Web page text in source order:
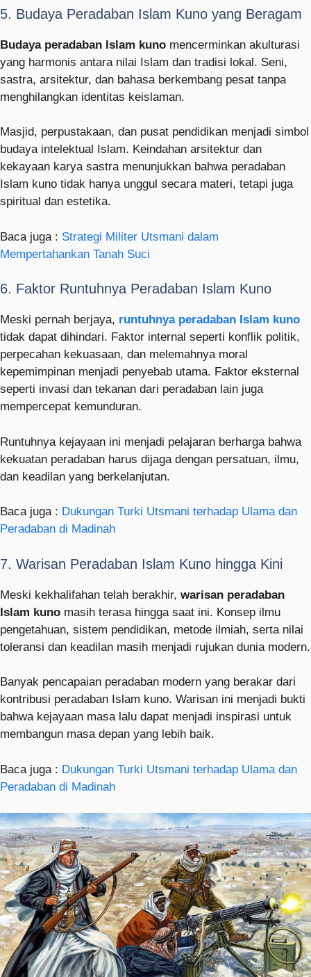
5. Budaya Peradaban Islam Kuno yang Beragam
Budaya peradaban Islam kuno mencerminkan akulturasi
yang harmonis antara nilai Islam dan tradisi lokal. Seni,
sastra, arsitektur, dan bahasa berkembang pesat tanpa
menghilangkan identitas keislaman.
Masjid, perpustakaan, dan pusat pendidikan menjadi simbol
budaya intelektual Islam. Keindahan arsitektur dan
kekayaan karya sastra menunjukkan bahwa peradaban
Islam kuno tidak hanya unggul secara materi, tetapi juga
spiritual dan estetika.
Baca juga : Strategi Militer Utsmani dalam
Mempertahankan Tanah Suci
6. Faktor Runtuhnya Peradaban Islam Kuno
Meski pernah berjaya, runtuhnya peradaban Islam kuno
tidak dapat dihindari. Faktor internal seperti konflik politik,
perpecahan kekuasaan, dan melemahnya moral
kepemimpinan menjadi penyebab utama. Faktor eksternal
seperti invasi dan tekanan dari peradaban lain juga
mempercepat kemunduran.
Runtuhnya kejayaan ini menjadi pelajaran berharga bahwa
kekuatan peradaban harus dijaga dengan persatuan, ilmu,
dan keadilan yang berkelanjutan.
Baca juga : Dukungan Turki Utsmani terhadap Ulama dan
Peradaban di Madinah
7. Warisan Peradaban Islam Kuno hingga Kini
Meski kekhalifahan telah berakhir, warisan peradaban
Islam kuno masih terasa hingga saat ini. Konsep ilmu
pengetahuan, sistem pendidikan, metode ilmiah, serta nilai
toleransi dan keadilan masih menjadi rujukan dunia modern.
Banyak pencapaian peradaban modern yang berakar dari
kontribusi peradaban Islam kuno. Warisan ini menjadi bukti
bahwa kejayaan masa lalu dapat menjadi inspirasi untuk
membangun masa depan yang lebih baik.
Baca juga : Dukungan Turki Utsmani terhadap Ulama dan
Peradaban di Madinah